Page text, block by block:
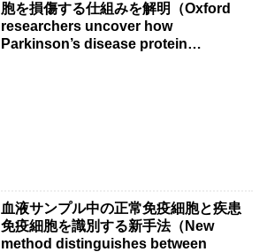
胞を損傷する仕組みを解明（Oxford
researchers uncover how
Parkinson’s disease protein
血液サンプル中の正常免疫細胞と疾患
免疫細胞を識別する新手法（New
method distinguishes between